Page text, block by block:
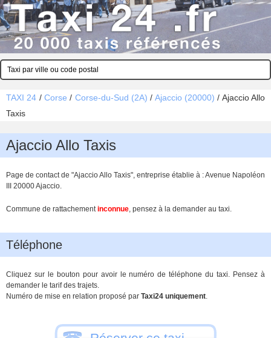
TAXI 24 /Corse / Corse-du-Sud (2A) / Ajaccio (20000) / Ajaccio Allo
Taxis
Ajaccio Allo Taxis
Page de contact de "Ajaccio Allo Taxis", entreprise établie à : Avenue Napoléon
III 20000 Ajaccio.
Commune de rattachementinconnue, pensez à la demander au taxi.
Téléphone
Cliquez sur le bouton pour avoir le numéro de téléphone du taxi. Pensez à
demander le tarif des trajets.
Numéro de mise en relation proposé par Taxi24 uniquement.